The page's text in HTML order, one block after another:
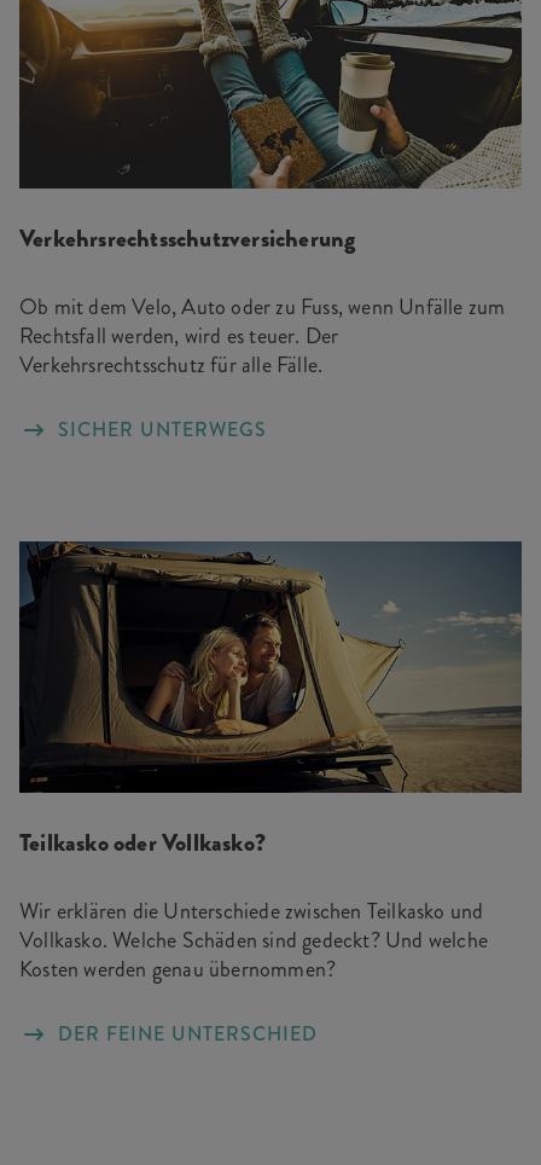
Verkehrsrechtsschutzversicherung
Ob mit dem Velo, Auto oder zu Fuss, wenn Unfälle zum
Rechtsfall werden, wird es teuer. Der
Verkehrsrechtsschutz für alle Fälle.
SICHER UNTERWEGS
Teilkasko oder Vollkasko?
Wir erklären die Unterschiede zwischen Teilkasko und
Vollkasko. Welche Schäden sind gedeckt? Und welche
Kosten werden genau übernommen?
DER FEINE UNTERSCHIED